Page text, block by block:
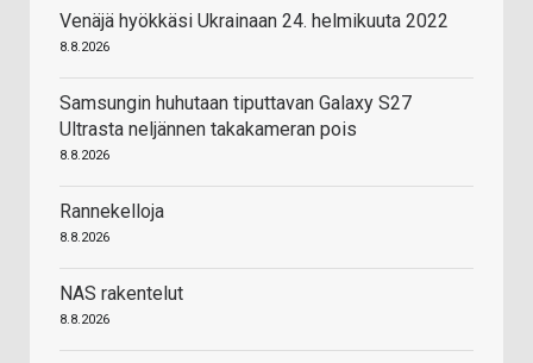
Venäjä hyökkäsi Ukrainaan 24. helmikuuta 2022
8.8.2026
Samsungin huhutaan tiputtavan Galaxy S27
Ultrasta neljännen takakameran pois
8.8.2026
Rannekelloja
8.8.2026
NAS rakentelut
8.8.2026